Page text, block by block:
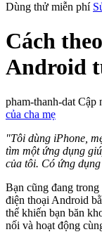
Dùng thử miễn phí
Cách
Android
pham-thanh-dat Cập
của cha mẹ
"Tôi dùng iPhone,
tìm một ứng dụng
của tôi. Có ứng
Bạn cũng đang
điện thoại Android
thể khiến bạn băn
nối và hoạt động